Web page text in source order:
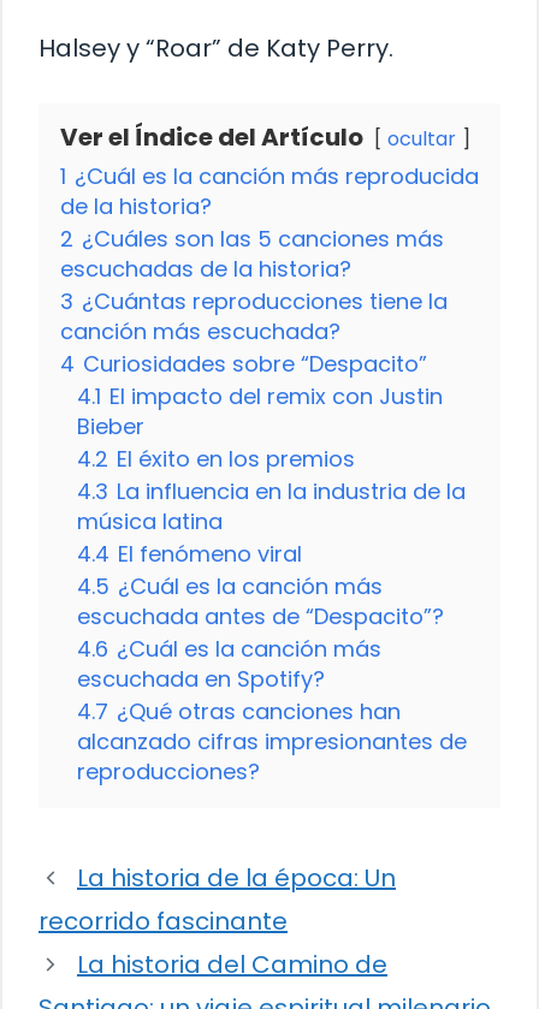
Halsey y “Roar” de Katy Perry.
Ver el Índice del Artículo ocultar
1 ¿Cuál es la canción más reproducida
de la historia?
2 ¿Cuáles son las 5 canciones más
escuchadas de la historia?
3 ¿Cuántas reproducciones tiene la
canción más escuchada?
4 Curiosidades sobre “Despacito”
4.1 El impacto del remix con Justin
Bieber
4.2 El éxito en los premios
4.3 La influencia en la industria de la
música latina
4.4 El fenómeno viral
4.5 ¿Cuál es la canción más
escuchada antes de “Despacito”?
4.6 ¿Cuál es la canción más
escuchada en Spotify?
4.7 ¿Qué otras canciones han
alcanzado cifras impresionantes de
reproducciones?
La historia de la época: Un
recorrido fascinante
La historia del Camino de